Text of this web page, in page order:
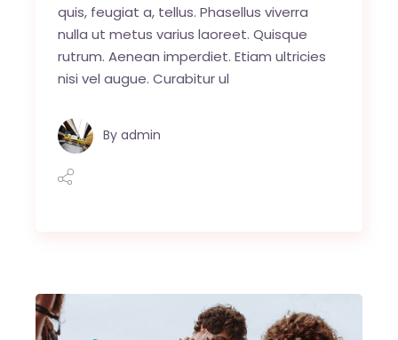
quis, feugiat a, tellus. Phasellus viverra
nulla ut metus varius laoreet. Quisque
rutrum. Aenean imperdiet. Etiam ultricies
nisi vel augue. Curabitur ul
By admin